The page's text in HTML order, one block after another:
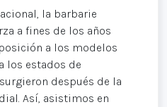
la barbarie
a fines de los años
a los modelos
los estados de
después de la
Así, asistimos en